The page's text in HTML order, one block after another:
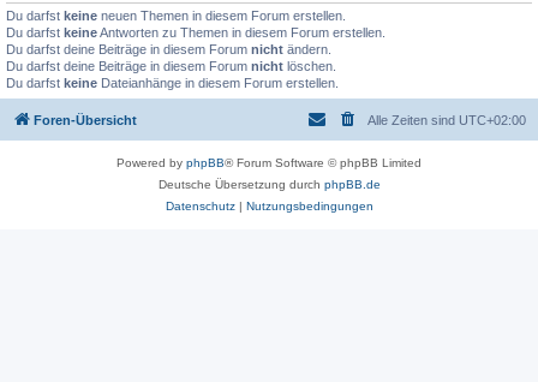
Du darfst keine neuen Themen in diesem Forum erstellen.
Du darfst keineAntworten zu Themen in diesem Forum erstellen.
Du darfst deine Beiträge in diesem Forum nicht ändern.
Du darfst deine Beiträge in diesem Forum nicht löschen.
Du darfst keine Dateianhänge in diesem Forum erstellen.
Foren-Übersicht Alle Zeiten sind UTC+02:00
Powered by phpBB® Forum Software © phpBB Limited
Deutsche Übersetzung durch phpBB.de
Datenschutz| Nutzungsbedingungen